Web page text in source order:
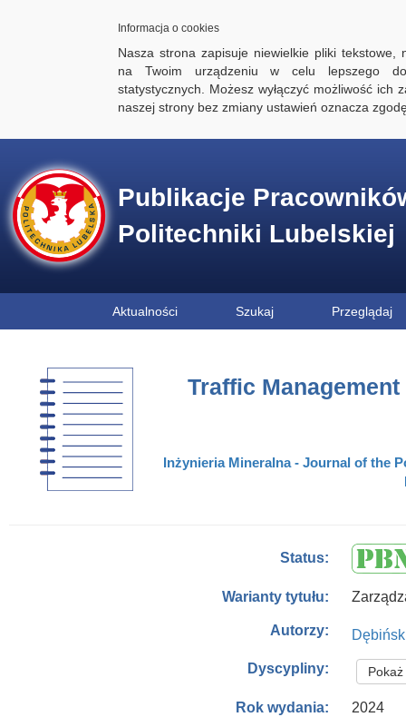
Informacja o cookies
Nasza strona zapisuje niewielkie pliki tekstowe,
na Twoim urządzeniu w celu lepszego
statystycznych. Możesz wyłączyć możliwość ich
naszej strony bez zmiany ustawień oznacza
Publikacje
Politechniki Lubelskiej
Aktualności Szukaj Przeglądaj
Traffic
Inżynieria Mineralna - Journal of the
Status:
Warianty tytułu:
Autorzy:
Dyscypliny: Pokaż
Rok wydania: 2024